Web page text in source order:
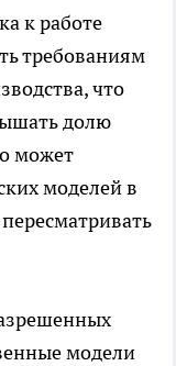
к работе
требованиям
что
долю
может
моделей в
модели